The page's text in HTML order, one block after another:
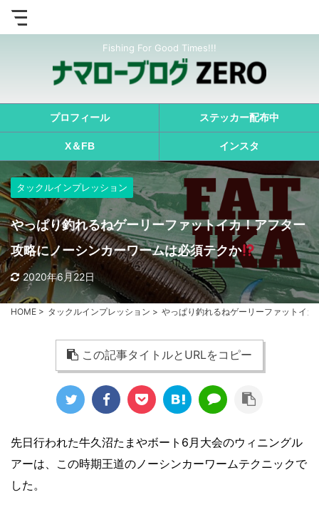
Fishing For Good Times!!!
プロフィール ステッカー配布中
X＆FB インスタ
タックルインプレッション
やっぱり釣れるねゲーリーファットイカ！アフター
攻略にノーシンカーワームは必須テクか
2020年6月22日
HOME > タックルインプレッション > やっぱり釣れるねゲーリーファットイ
この記事タイトルとURLをコピー
先日行われた牛久沼たまやボート6月大会のウィニングル
アーは、この時期王道のノーシンカーワームテクニックで
した。